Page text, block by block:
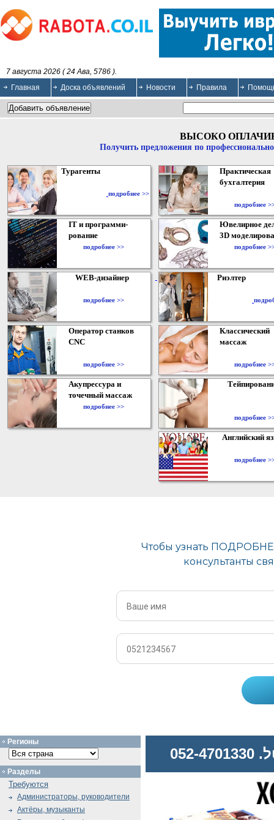
7 августа 2026 ( 24 Ава, 5786 ).
Главная
Доска объявлений Новости Правила
ВЫСОКО
Получить предложения по
Турагенты
подробнее >>
Практическая
бухгалтерия
подробнее
IT и программи-
рование
подробнее >>
Ювелирное
3D
подробнее
WEB-дизайнер
подробнее >>
Риэлтер
Оператор станков
CNC
подробнее >>
Классический
массаж
подробнее
Акупрессура и
точечный массаж
подробнее >>
подробнее
Английский
подробнее
Регионы
Разделы
Требуются
Администраторы, руководители
Актёры, музыканты